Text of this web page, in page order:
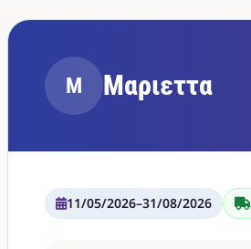
Μ Μαριεττα
11/05/2026–31/08/2026